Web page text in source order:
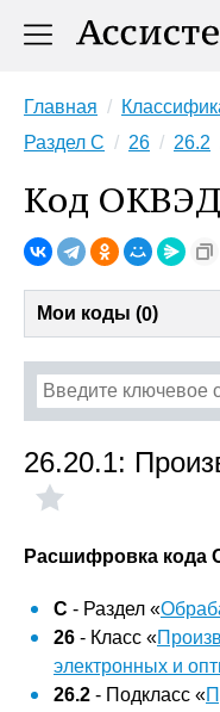
Главная
Раздел C
26 26.2
Код ОКВЭД
Мои коды (0)
26.20.1:
Расшифровка кода
C - Раздел «
26 - Класс «
электронных и
26.2 - Подкласс «